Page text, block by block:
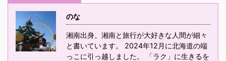
のな
湘南出身。湘南と旅行が大好きな人間が細々
と書いています。 2024年12月に北海道の端
っこに引っ越しました。 「ラク」に生きるを